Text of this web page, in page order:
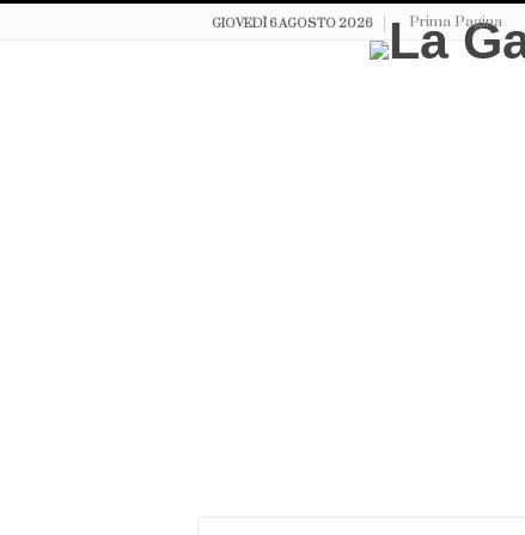
GIOVEDÌ 6 AGOSTO 2026 Prima Pagina